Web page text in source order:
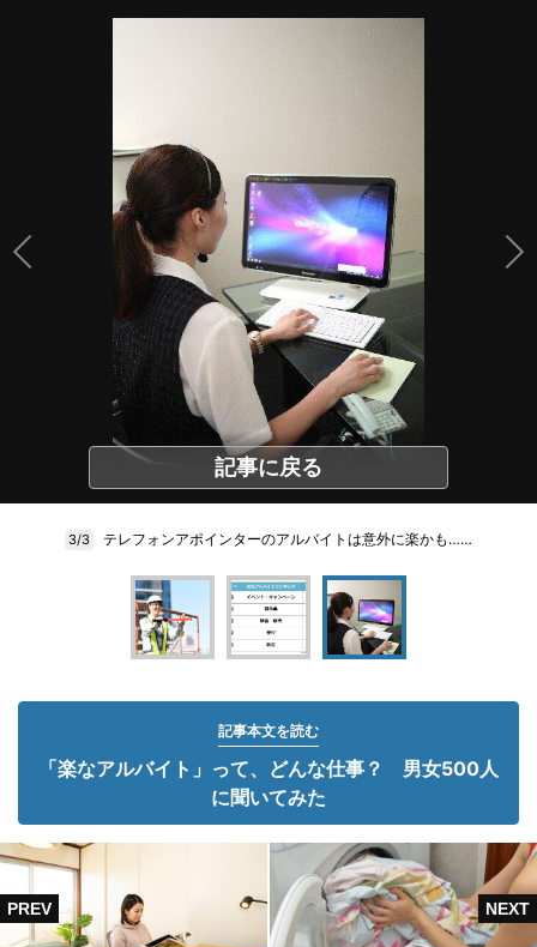
記事に戻る
3/3 テレフォンアポインターのアルバイトは意外に楽かも……
記事本文を読む
「楽なアルバイト」って、どんな仕事？ 男女500人
に聞いてみた